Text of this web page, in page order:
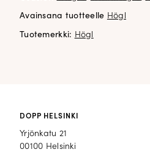
Avainsana tuotteelle Högl
Tuotemerkki: Högl
DOPP HELSINKI
Yrjönkatu 21
00100 Helsinki